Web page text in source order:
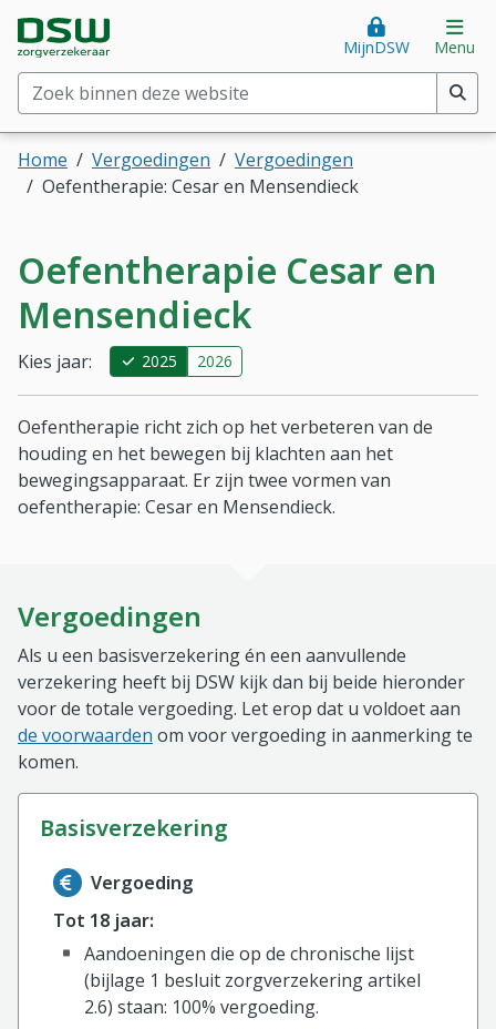
Direct naar hoofdinhoud
Direct naar hoofdmenuDSW Zorgverzekeraar. Goed voor je.
Zoek binnen deze website(min. 2 tekens)
MijnDSW Menu
Home Vergoedingen
Vergoedingen
Oefentherapie: Cesar en Mensendieck
Oefentherapie Cesar en
Mensendieck
Kies jaar: 2025 2026
Oefentherapie richt zich op het verbeteren van de
houding en het bewegen bij klachten aan het
bewegingsapparaat. Er zijn twee vormen van
oefentherapie: Cesar en Mensendieck.
Vergoedingen
Als u een basisverzekering én een aanvullende
verzekering heeft bij DSW kijk dan bij beide hieronder
voor de totale vergoeding. Let erop dat u voldoet aan
de voorwaarden om voor vergoeding in aanmerking te
komen.
basisverzekering
Informatie over de vergoeding van de
Vergoeding
Tot 18 jaar:
Aandoeningen die op de chronische lijst
(bijlage 1 besluit zorgverzekering artikel
2.6) staan: 100% vergoeding.